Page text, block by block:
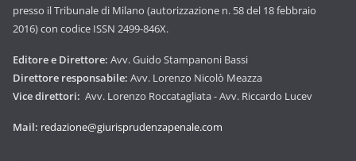
presso il Tribunale di Milano (autorizzazione n. 58 del 18 febbraio
2016) con codice ISSN 2499-846X.
Editore e Direttore: Avv. Guido Stampanoni Bassi
Direttore responsabile: Avv. Lorenzo Nicolò Meazza
Vice direttori: Avv. Lorenzo Roccatagliata - Avv. Riccardo Lucev
Mail: redazione@giurisprudenzapenale.com